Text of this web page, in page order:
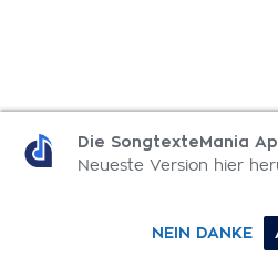
Die SongtexteMania
Neueste Version hier
NEIN DANKE